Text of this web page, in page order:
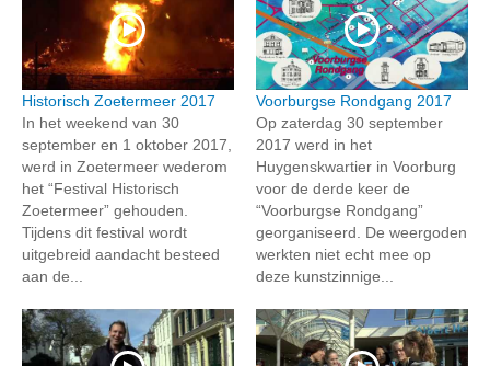
Historisch Zoetermeer 2017
In het weekend van 30
september en 1 oktober 2017,
werd in Zoetermeer wederom
het “Festival Historisch
Zoetermeer” gehouden.
Tijdens dit festival wordt
uitgebreid aandacht besteed
aan de...
Voorburgse Rondgang 2017
Op zaterdag 30 september
2017 werd in het
Huygenskwartier in Voorburg
voor de derde keer de
“Voorburgse Rondgang”
georganiseerd. De weergoden
werkten niet echt mee op
deze kunstzinnige...